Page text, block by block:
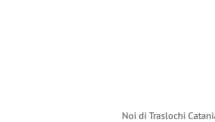
Noi di Traslochi